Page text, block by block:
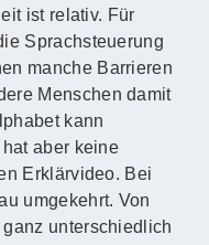
ist relativ. Für
Sprachsteuerung
manche Barrieren
Menschen damit
kann
aber keine
Erklärvideo. Bei
umgekehrt. Von
unterschiedlich